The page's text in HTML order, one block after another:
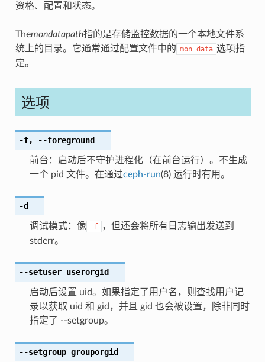
资格、配置和状态。
Themondatapath指的是存储监控数据的一个本地文件系
统上的目录。它通常通过配置文件中的 mon data 选项指
定。
选项
-f, --foreground
前台：启动后不守护进程化（在前台运行）。不生成
一个 pid 文件。在通过ceph-run(8) 运行时有用。
-d
调试模式：像 -f ，但还会将所有日志输出发送到
stderr。
--setuser userorgid
启动后设置 uid。如果指定了用户名，则查找用户记
录以获取 uid 和 gid，并且 gid 也会被设置，除非同时
指定了 --setgroup。
--setgroup grouporgid